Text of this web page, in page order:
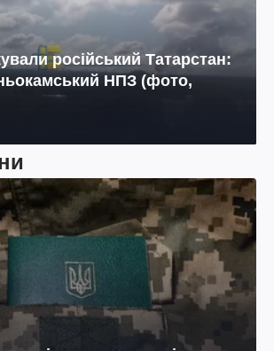
російський Татарстан:
НПЗ (фото,